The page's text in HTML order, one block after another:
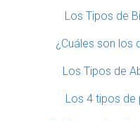
Los Tipos de
¿Cuáles son los
Los Tipos de
Los 4 tipos de